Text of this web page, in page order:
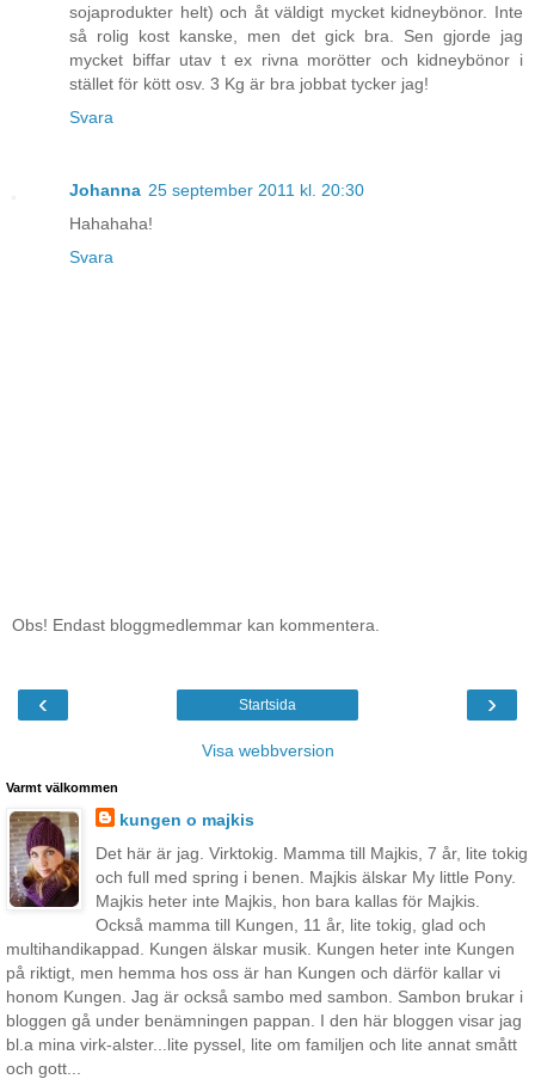
sojaprodukter helt) och åt väldigt mycket kidneybönor. Inte
så rolig kost kanske, men det gick bra. Sen gjorde jag
mycket biffar utav t ex rivna morötter och kidneybönor i
stället för kött osv. 3 Kg är bra jobbat tycker jag!
Svara
Johanna 25 september 2011 kl. 20:30
Hahahaha!
Svara
Obs! Endast bloggmedlemmar kan kommentera.
‹ ›
Startsida
Visa webbversion
Varmt välkommen
kungen o majkis
Det här är jag. Virktokig. Mamma till Majkis, 7 år, lite tokig
och full med spring i benen. Majkis älskar My little Pony.
Majkis heter inte Majkis, hon bara kallas för Majkis.
Också mamma till Kungen, 11 år, lite tokig, glad och
multihandikappad. Kungen älskar musik. Kungen heter inte Kungen
på riktigt, men hemma hos oss är han Kungen och därför kallar vi
honom Kungen. Jag är också sambo med sambon. Sambon brukar i
bloggen gå under benämningen pappan. I den här bloggen visar jag
bl.a mina virk-alster...lite pyssel, lite om familjen och lite annat smått
och gott...